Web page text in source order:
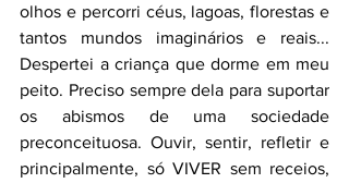
olhos e percorri céus, lagoas, florestas e
tantos mundos imaginários e reais...
Despertei a criança que dorme em meu
peito. Preciso sempre dela para suportar
os abismos de uma sociedade
preconceituosa. Ouvir, sentir, refletir e
principalmente, só VIVER sem receios,